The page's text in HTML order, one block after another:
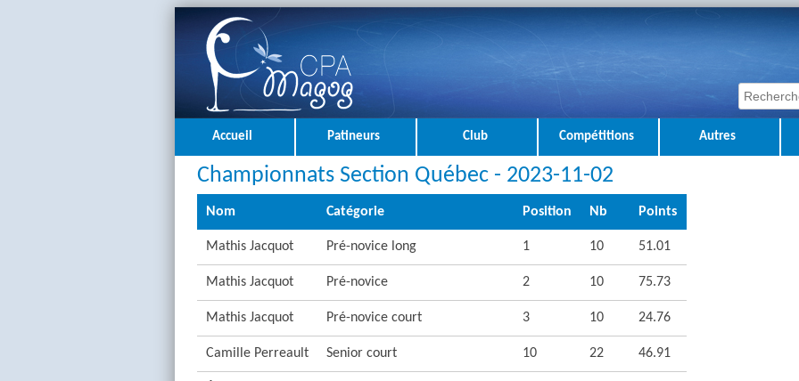
Accueil Patineurs Club Compétitions Autres
Championnats Section Québec - 2023-11-02
Nom Catégorie Position Nb Points
Mathis Jacquot Pré-novice long 1 10 51.01
Mathis Jacquot Pré-novice 2 10 75.73
Mathis Jacquot Pré-novice court 3 10 24.76
Camille Perreault Senior court 10 22 46.91